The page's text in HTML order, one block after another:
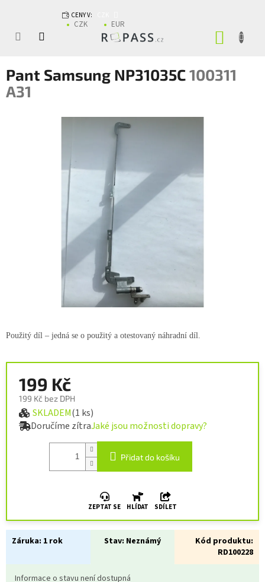
CENY V:
CZK EUR
Pant Samsung NP31035C100311
A31
199 Kč
199 Kč bez DPH
Měrná cena:
SKLADEM(1 ks)
Doručíme zítraJaké jsou možnosti dopravy?
Přidat do košíku
ZEPTAT SE HLÍDAT SDÍLET
Záruka: 1 rok Stav: Neznámý
Kód produktu:
RD100228
Informace o stavu není dostupná
Použitý díl – jedná se o použitý a otestovaný náhradní díl.